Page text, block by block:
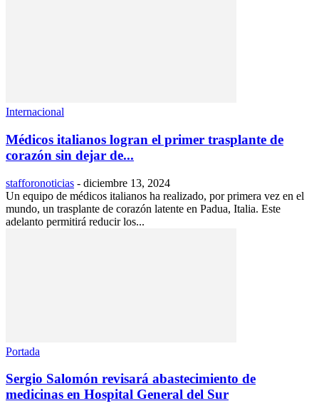
Internacional
Médicos italianos logran el primer trasplante de
corazón sin dejar de...
stafforonoticias - diciembre 13, 2024
Un equipo de médicos italianos ha realizado, por primera vez en el
mundo, un trasplante de corazón latente en Padua, Italia. Este
adelanto permitirá reducir los...
Portada
Sergio Salomón revisará abastecimiento de
medicinas en Hospital General del Sur